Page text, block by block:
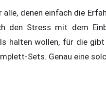
alle, denen einfach die
den Stress mit dem
halten wollen, für die
Sets. Genau eine